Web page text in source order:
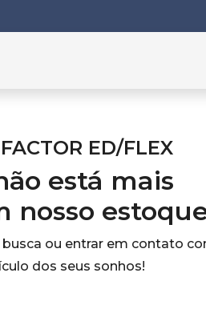
ED/FLEX
está mais
nosso
ou entrar em contato
dos seus sonhos!